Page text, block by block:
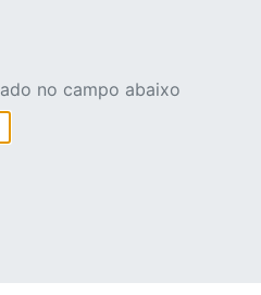
no campo abaixo